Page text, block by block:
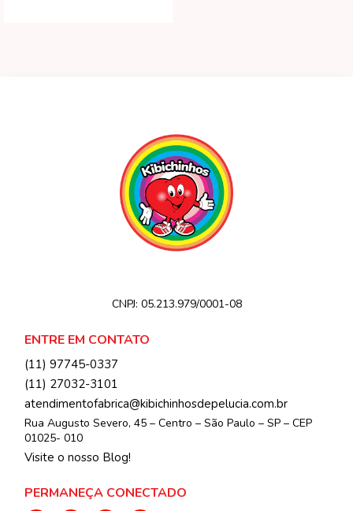
CNPJ: 05.213.979/0001-08
ENTRE EM CONTATO
(11) 97745-0337
(11) 27032-3101
atendimentofabrica@kibichinhosdepelucia.com.br
Rua Augusto Severo, 45 – Centro – São Paulo – SP – CEP
01025- 010
Visite o nosso Blog!
PERMANEÇA CONECTADO